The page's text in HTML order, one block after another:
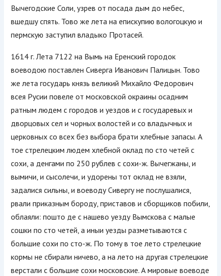
Вычегодские Соли, узрев от посада дым до небес,
вшедшу спять. Тово же лета на епискупию вологоцкую и
пермскую заступил владыко Протасей.
1614 г. Лета 7122 на Вымь на Еренский городок
воеводою поставлен Сиверга Иванович Палицын. Тово
же лета государь князь великий Михайло Федорович
всея Русии повеле от московской окраины осадним
ратным людем с городов и уездов и с государевых и
дворцовых сел и чорных волостей и со владычных и
церковных со всех без выбора брати хлебные запасы. А
тое стрелецким людем хлебной оклад по сто четей с
сохи, а денгами по 250 рублев с сохи-ж. Вычегжаны, и
вымичи, и сысолечи, и удорены тот оклад не взяли,
задалися сильны, и воеводу Сивергу не послушалися,
рвали приказным бороду, приставов и сборщиков побили,
облаяли: пошто де с нашево уезду Вымскова с малые
сошки по сто четей, а иныи уезды разметываются с
большие сохи по сто-ж. По тому в тое лето стрелецкие
кормы не сбирали ничево, а на лето на другая стрелецкие
верстали с большие сохи московские. А мировые воеводе